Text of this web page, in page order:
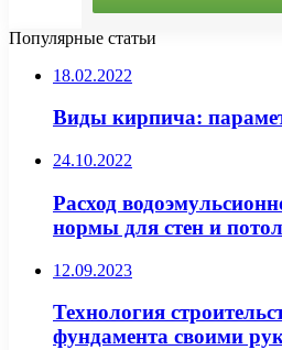
Популярные статьи
18.02.2022
Виды кирпича:
24.10.2022
Расход
нормы для стен и
12.09.2023
Технология
фундамента своими